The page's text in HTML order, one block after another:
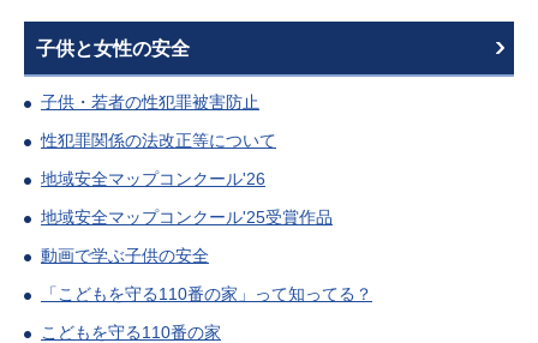
子供と女性の安全
子供・若者の性犯罪被害防止
性犯罪関係の法改正等について
地域安全マップコンクール'26
地域安全マップコンクール'25受賞作品
動画で学ぶ子供の安全
「こどもを守る110番の家」って知ってる？
こどもを守る110番の家